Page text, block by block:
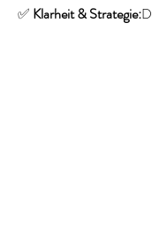
✅ Klarheit & Strategie: